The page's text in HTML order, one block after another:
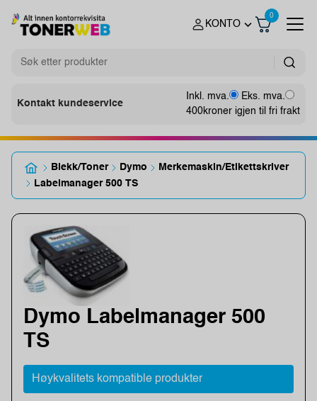
KONTO
0
Kontakt kundeservice
Inkl. mva.
Eks. mva.
400kroner igjen til fri frakt
Blekk/Toner Dymo
Merkemaskin/Etikettskriver
Labelmanager 500 TS
Dymo Labelmanager 500
TS
Høykvalitets kompatible produkter